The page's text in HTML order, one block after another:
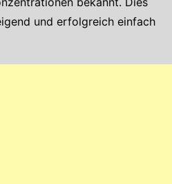
und erfolgreich einfach